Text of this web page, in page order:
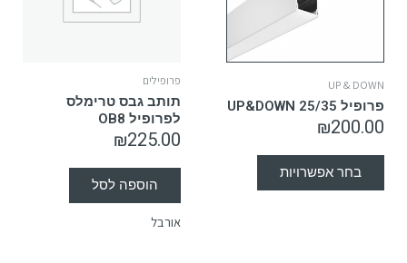
UP & DOWN
פרופיל UP&DOWN 25/35
₪200.00
בחר אפשרויות
פרופילים
תותב גבס טרימלס
לפרופיל OB8
₪225.00
הוספה לסל
אורבל